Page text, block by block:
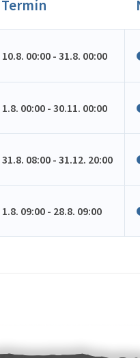
Termín
10.8. 00:00 - 31.8. 00:00
1.8. 00:00 - 30.11. 00:00
31.8. 08:00 - 31.12. 20:00
1.8. 09:00 - 28.8. 09:00